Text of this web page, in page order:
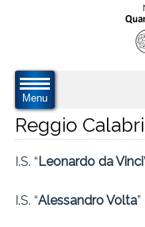
Menu
Reggio
I.S. “Leonardo da Vinci
I.S. “Alessandro Volta